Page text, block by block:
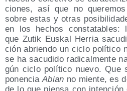
cio­nes, así que no
sobre estas y otras
en los hechos cons­ta­ta­bles:
que Zutik Eus­kal Herria
ción abrien­do un ciclo polí­ti­co
se ha sacu­di­do radi­cal­men­te
gún ciclo polí­ti­co nue­vo. Que
ponen­ciaAbian no mien­te, es